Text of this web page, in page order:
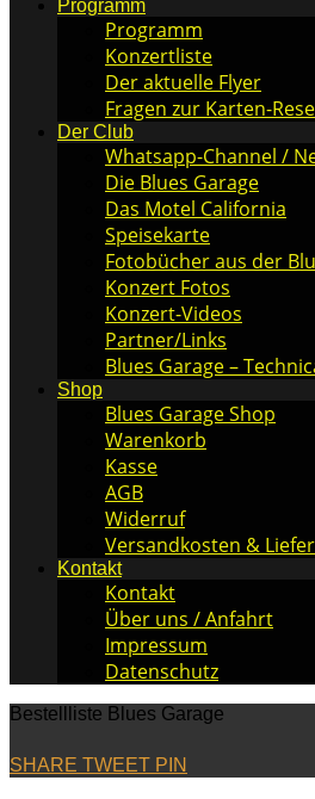
Programm
Programm
Konzertliste
Der aktuelle Flyer
Fragen zur Karten-
Der Club
Whatsapp-Channel /
Die Blues Garage
Das Motel California
Speisekarte
Fotobücher aus der
Konzert Fotos
Konzert-Videos
Partner/Links
Blues Garage –
Shop
Blues Garage Shop
Warenkorb
Kasse
AGB
Widerruf
Versandkosten &
Kontakt
Kontakt
Über uns / Anfahrt
Impressum
Datenschutz
Bestellliste Blues Garage
SHARE TWEET PIN